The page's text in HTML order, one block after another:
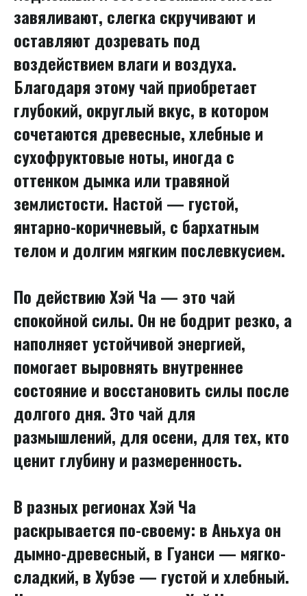
завяливают, слегка скручивают и
оставляют дозревать под
воздействием влаги и воздуха.
Благодаря этому чай приобретает
глубокий, округлый вкус, в котором
сочетаются древесные, хлебные и
сухофруктовые ноты, иногда с
оттенком дымка или травяной
землистости. Настой — густой,
янтарно-коричневый, с бархатным
телом и долгим мягким послевкусием.
По действию Хэй Ча — это чай
спокойной силы. Он не бодрит резко, а
наполняет устойчивой энергией,
помогает выровнять внутреннее
состояние и восстановить силы после
долгого дня. Это чай для
размышлений, для осени, для тех, кто
ценит глубину и размеренность.
В разных регионах Хэй Ча
раскрывается по-своему: в Аньхуа он
дымно-древесный, в Гуанси — мягко-
сладкий, в Хубэе — густой и хлебный.